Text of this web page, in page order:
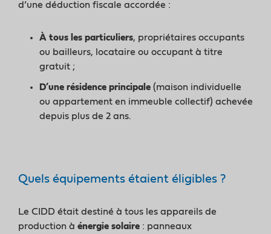
d’une déduction fiscale accordée :
À tous les particuliers, propriétaires occupants
ou bailleurs, locataire ou occupant à titre
gratuit ;
D’une résidence principale (maison individuelle
ou appartement en immeuble collectif) achevée
depuis plus de 2 ans.
Quels équipements étaient éligibles ?
Le CIDD était destiné à tous les appareils de
production à énergie solaire : panneaux